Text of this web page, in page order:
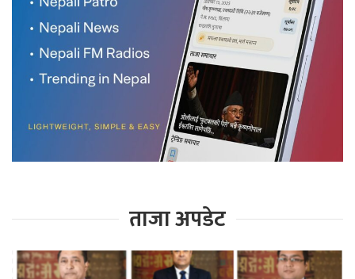
ताजा अपडेट